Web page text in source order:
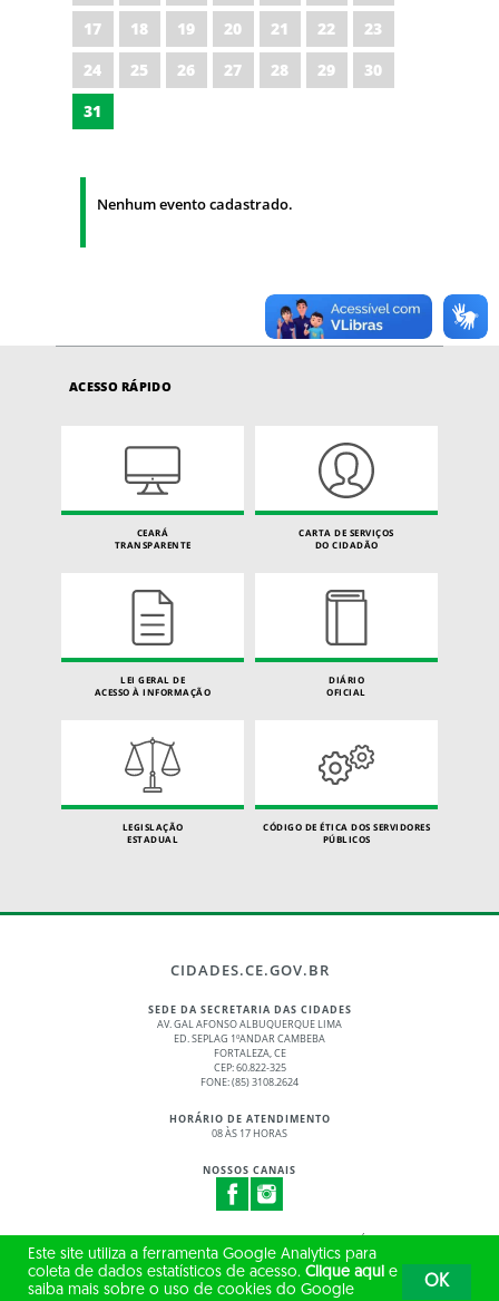
17
18 19 20 21 22
23
24
25 26 27 28 29
30
31
Nenhum evento cadastrado.
ACESSO RÁPIDO
CEARÁ
TRANSPARENTE
CARTA DE SERVIÇOS
DO CIDADÃO
LEI GERAL DE
ACESSO À INFORMAÇÃO
DIÁRIO
OFICIAL
LEGISLAÇÃO
ESTADUAL
CÓDIGO DE ÉTICA DOS SERVIDORES
PÚBLICOS
CIDADES.CE.GOV.BR
SEDE DA SECRETARIA DAS CIDADES
AV. GAL AFONSO ALBUQUERQUE LIMA
ED. SEPLAG 1ºANDAR CAMBEBA
FORTALEZA, CE
CEP: 60.822-325
FONE: (85) 3108.2624
HORÁRIO DE ATENDIMENTO
08 ÀS 17 HORAS
NOSSOS CANAIS
© 2017 - 2026 – GOVERNO DO ESTADO DO CEARÁ
TODOS OS DIREITOS RESERVADOS
Este site utiliza a ferramenta Google Analytics para
coleta de dados estatísticos de acesso. Clique aqui e
saiba mais sobre o uso de cookies do Google
OK